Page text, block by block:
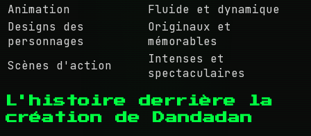
Animation
Fluide et dynamique
Designs des
personnages
Originaux et
mémorables
Scènes d'action
Intenses et
spectaculaires
L'histoire derrière la
création de Dandadan